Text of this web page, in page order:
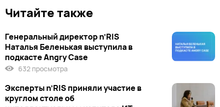
Читайте также
Генеральный директор n’RIS
Наталья Беленькая выступила в
подкасте Angry Case
632 просмотра
Эксперты n’RIS приняли участие в
круглом столе об